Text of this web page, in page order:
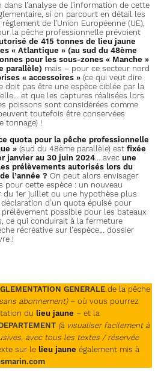
l’analyse de l’information de cette
si on parcourt en détail les
de l’Union Européenne (UE),
la pêche professionnelle prévoient
de 415 tonnes de lieu jaune
« Atlantique » (au sud du 48ème
pour les sous-zones « Manche »
parallèle) mais – pour ce secteur nord
« accessoires » (ce qui veut dire
doit pas être une espèce ciblée par la
et que les captures réalisées lors
poissons sont considérées comme
toutefois être conservées
tonnage) !
quota pour la pêche professionnelle
» (sud du 48ème parallèle) est fixée
janvier au 30 juin 2024… avec une
prélèvements autorisés lors du
l’année ? On peut alors envisager
pour cette espèce : un nouveau
du 1er juillet ou une hypothèse plus
d’un quota épuisé pour
prélèvement possible pour les bateaux
ce qui conduirait à la fermeture
récréative sur l’espèce… dossier
!
GENERALE de la pêche
abonnement)– où vous pourrez
du lieu jaune – et la
(à visualiser facilement à
avec tous les textes / réservée
sur le lieu jaune également mis à